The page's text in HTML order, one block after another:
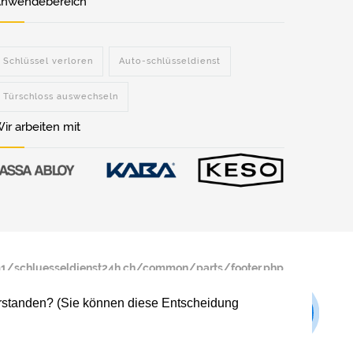
Schlüssel verloren Auto-schlüsseldienst
Türschloss auswechseln
arbeiten mit
schluesseldienst24h.ch/common/parts/footer.php
(Sie können diese Entscheidung